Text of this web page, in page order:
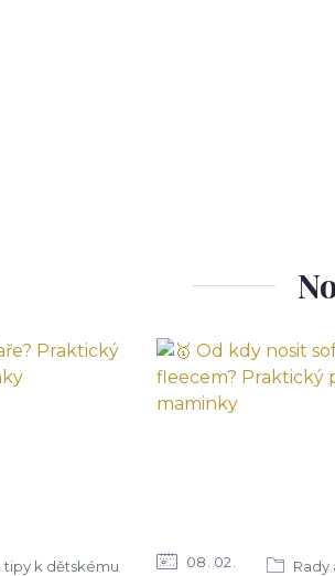
tipy k dětskému
08 02
Rady